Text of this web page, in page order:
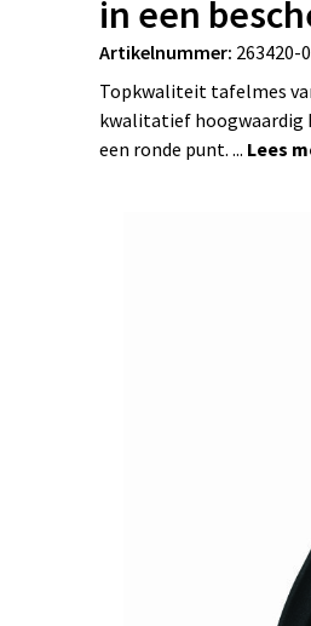
in een
Artikelnummer: 263420-
Topkwaliteit tafelmes
kwalitatief hoogwaardig
een ronde punt. ...